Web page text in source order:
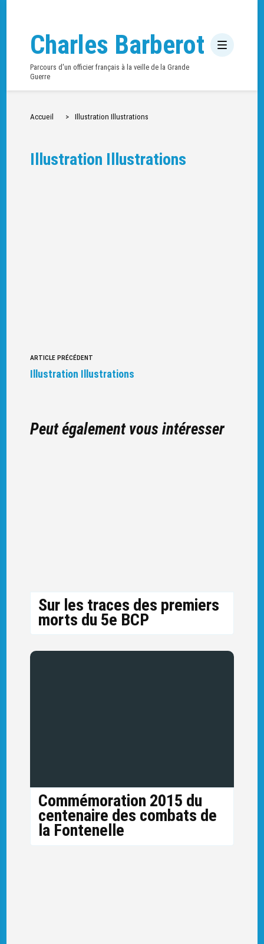
Charles Barberot
Parcours d'un officier français à la veille de la Grande
Guerre
Accueil > Illustration Illustrations
Illustration Illustrations
Navigation
vers
ARTICLE PRÉCÉDENT
Illustration Illustrations
Peut également vous intéresser
Sur les traces des premiers
morts du 5e BCP
Commémoration 2015 du
centenaire des combats de
la Fontenelle